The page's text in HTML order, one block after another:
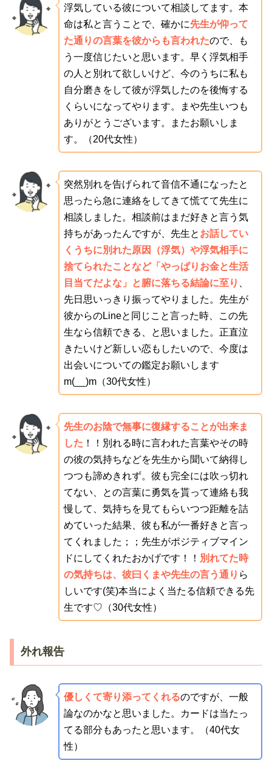
浮気している彼について相談してます。本
命は私と言うことで、確かに先生が仰って
た通りの言葉を彼からも言われたので、も
う一度信じたいと思います。早く浮気相手
の人と別れて欲しいけど、今のうちに私も
自分磨きをして彼が浮気したのを後悔する
くらいになってやります。まや先生いつも
ありがとうございます。またお願いしま
す。（20代女性）
突然別れを告げられて音信不通になったと
思ったら急に連絡をしてきて慌てて先生に
相談しました。相談前はまだ好きと言う気
持ちがあったんですが、先生と お話してい
くうちに別れた原因（浮気）や浮気相手に
捨てられたことなど「やっぱりお金と生活
目当てだよな」と腑に落ちる結論に至り
先日思いっきり振ってやりました。先生が
彼からのLineと同じこと言った時、この先
生なら信頼できる、と思いました。正直泣
きたいけど新しい恋もしたいので、今度は
出会いについての鑑定お願いします
m(__)m（30代女性）
先生のお陰で無事に復縁することが出来ま
した ！！別れる時に言われた言葉やその時
の彼の気持ちなどを先生から聞いて納得し
つつも諦めきれず。彼も完全には吹っ切れ
てない、との言葉に勇気を貰って連絡も我
慢して、気持ちを見てもらいつつ距離を詰
めていった結果、彼も私が一番好きと言っ
てくれました；；先生がポジティブマイン
ドにしてくれたおかげです！！ 別れてた時
の気持ちは、彼曰くまや先生の言う通り ら
しいです(笑)本当によく当たる信頼できる先
生です♡（30代女性）
外れ報告
優しくて寄り添ってくれるのですが、一般
論なのかなと思いました。カードは当たっ
てる部分もあったと思います。（40代女
性）